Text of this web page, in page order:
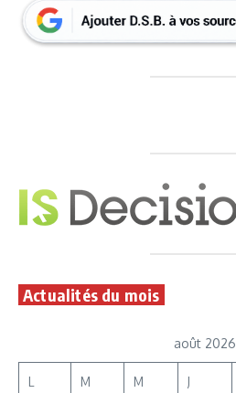
Actualités du mois
août 2026
L M M J